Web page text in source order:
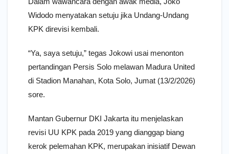
Widodo menyatakan setuju jika Undang-Undang
KPK direvisi kembali.
“Ya, saya setuju,” tegas Jokowi usai menonton
pertandingan Persis Solo melawan Madura United
di Stadion Manahan, Kota Solo, Jumat (13/2/2026)
sore.
Mantan Gubernur DKI Jakarta itu menjelaskan
revisi UU KPK pada 2019 yang dianggap biang
kerok pelemahan KPK, merupakan inisiatif Dewan